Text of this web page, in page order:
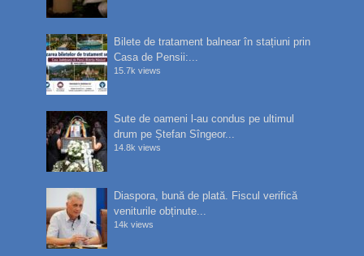
Bilete de tratament balnear în stațiuni prin
Casa de Pensii:...
15.7k views
Sute de oameni l-au condus pe ultimul
drum pe Ștefan Sîngeor...
14.8k views
Diaspora, bună de plată. Fiscul verifică
veniturile obținute...
14k views